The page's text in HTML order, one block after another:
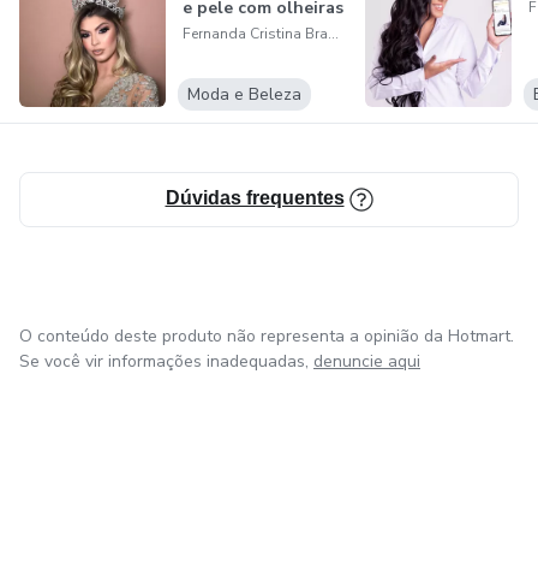
e pele com olheiras
Fernanda Cristina Braga Leal
Moda e Beleza
Dúvidas frequentes
O conteúdo deste produto não representa a opinião da Hotmart.
Se você vir informações inadequadas, denuncie aqui